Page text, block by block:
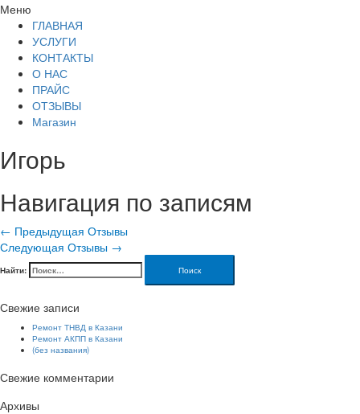
Меню
ГЛАВНАЯ
УСЛУГИ
КОНТАКТЫ
О НАС
ПРАЙС
ОТЗЫВЫ
Магазин
Игорь
Навигация по записям
← Предыдущая Отзывы
Следующая Отзывы →
Найти:
Свежие записи
Ремонт ТНВД в Казани
Ремонт АКПП в Казани
(без названия)
Свежие комментарии
Архивы